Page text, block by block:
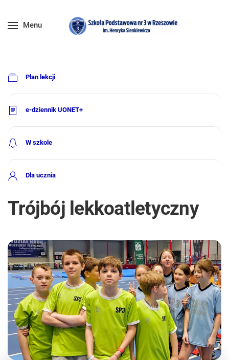
Menu
Plan lekcji
e-dziennik UONET+
W szkole
Dla ucznia
Trójbój lekkoatletyczny